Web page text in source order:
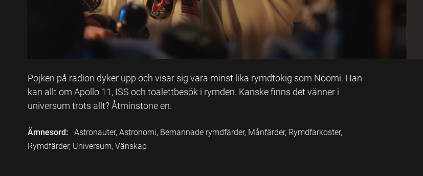
Pojken på radion dyker upp och visar sig vara minst lika rymdtokig som Noomi. Han
kan allt om Apollo 11, ISS och toalettbesök i rymden. Kanske finns det vänner i
universum trots allt? Åtminstone en.
Ämnesord:
Astronauter, Astronomi, Bemannade rymdfärder, Månfärder, Rymdfarkoster,
Rymdfärder, Universum, Vänskap